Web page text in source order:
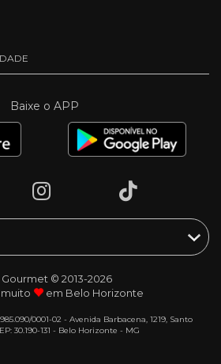
Baixe o APP
© 2013-2026
em Belo Horizonte
0001-02 - Avenida Barbacena, 1219, Santo
30.190-131 - Belo Horizonte - MG